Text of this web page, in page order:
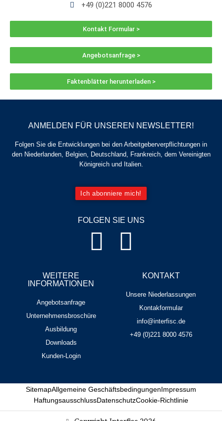
+49 (0)221 8000 4576
Kontakt Formular >
Angebotsanfrage >
Faktenblätter herunterladen >
KONTAKT
Unsere Niederlassungen
Kontakformular
info@interfisc.de
+49 (0)221 8000 4576
WEITERE
INFORMATIONEN
Angebotsanfrage
Unternehmensbroschüre
Ausbildung
Downloads
Kunden-Login
FOLGEN SIE UNS
ANMELDEN FÜR UNSEREN NEWSLETTER!
Folgen Sie die Entwicklungen bei den Arbeitgeberverpflichtungen in
den Niederlanden, Belgien, Deutschland, Frankreich, dem Vereinigten
Königreich und Italien.
Ich abonniere mich!
SitemapAllgemeine GeschäftsbedingungenImpressum
HaftungsausschlussDatenschutzCookie-Richtlinie